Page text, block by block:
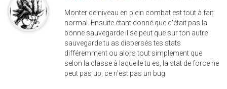
Monter de niveau en plein combat est tout à fait
normal. Ensuite étant donné que c'était pas la
bonne sauvegarde il se peut que sur ton autre
sauvegarde tu as dispersés tes stats
différemment ou alors tout simplement que
selon la classe à laquelle tu es, la stat de force ne
peut pas up, ce n'est pas un bug.